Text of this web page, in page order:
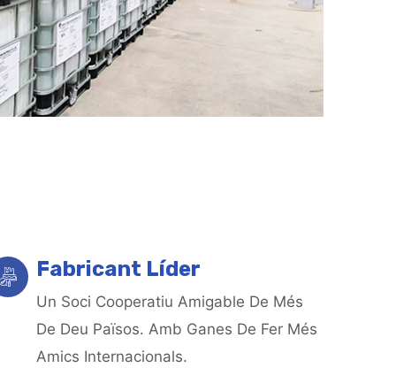
Fabricant Líder
Un Soci Cooperatiu Amigable De Més
De Deu Països. Amb Ganes De Fer Més
Amics Internacionals.